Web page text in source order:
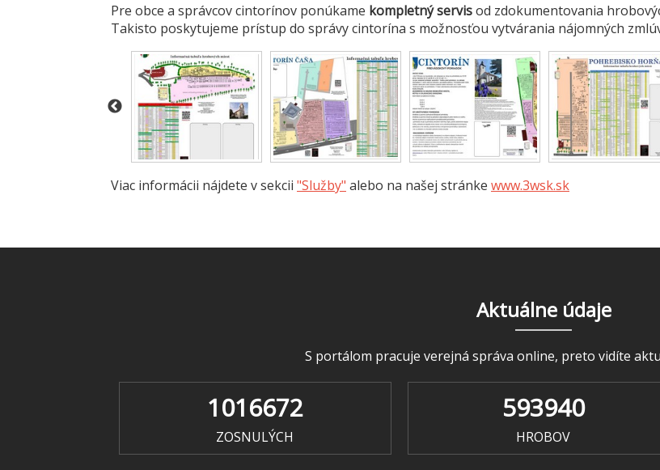
Pre obce a správcov cintorínov ponúkame kompletný servisod zdokumentovania
Takisto poskytujeme prístup do správy cintorína s možnosťou vytvárania nájomných
Viac informácii nájdete v sekcii "Služby" alebo na našej stránke www.3wsk.sk
Aktuálne údaje
S portálom pracuje verejná správa online, preto vidíte
1016672
ZOSNULÝCH
593940
HROBOV